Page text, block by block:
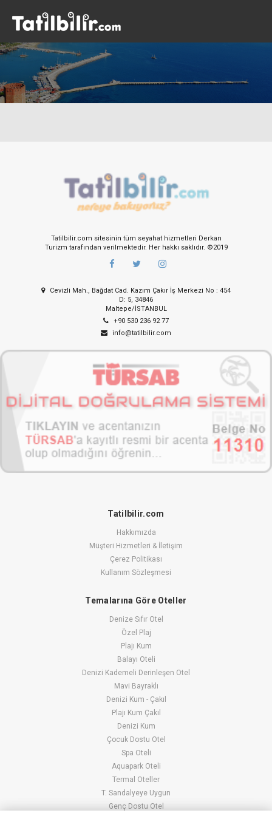
Tatilbilir.com sitesinin tüm seyahat hizmetleri Derkan
Turizm tarafından verilmektedir. Her hakkı saklıdır. ©2019
Cevizli Mah., Bağdat Cad. Kazım Çakır İş Merkezi No : 454
D: 5, 34846
Maltepe/İSTANBUL
+90 530 236 92 77
info@tatilbilir.com
Tatilbilir.com
Hakkımızda
Müşteri Hizmetleri & İletişim
Çerez Politikası
Kullanım Sözleşmesi
Temalarına Göre Oteller
Denize Sıfır Otel
Özel Plaj
Plajı Kum
Balayı Oteli
Denizi Kademeli Derinleşen Otel
Mavi Bayraklı
Denizi Kum - Çakıl
Plajı Kum Çakıl
Denizi Kum
Çocuk Dostu Otel
Spa Oteli
Aquapark Oteli
Termal Oteller
T. Sandalyeye Uygun
Genç Dostu Otel